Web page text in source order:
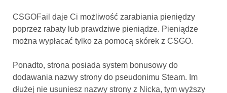
CSGOFail daje Ci możliwość zarabiania pieniędzy
poprzez rabaty lub prawdziwe pieniądze. Pieniądze
można wypłacać tylko za pomocą skórek z CSGO.
Ponadto, strona posiada system bonusowy do
dodawania nazwy strony do pseudonimu Steam. Im
dłużej nie usuniesz nazwy strony z Nicka, tym wyższy